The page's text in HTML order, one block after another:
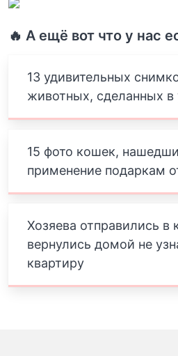
🔥 А ещё вот что у нас
13 удивительных
животных, сделанных в
15 фото кошек,
применение подаркам
Хозяева отправились в
вернулись домой не
квартиру